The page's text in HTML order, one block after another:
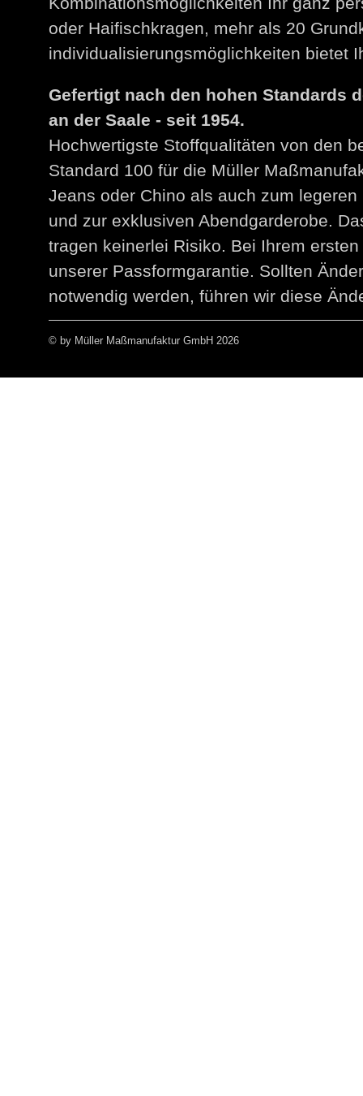
oder Haifischkragen, mehr als 20
individualisierungsmöglichkeiten bietet
Gefertigt nach den hohen Standards
an der Saale - seit 1954.
Hochwertigste Stoffqualitäten von den
Standard 100 für die Müller
Jeans oder Chino als auch zum
und zur exklusiven Abendgarderobe.
tragen keinerlei Risiko. Bei Ihrem
unserer Passformgarantie. Sollten
notwendig werden, führen wir diese
© by Müller Maßmanufaktur GmbH 2026